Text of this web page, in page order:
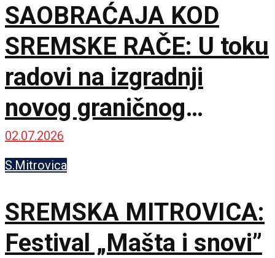
SAOBRAĆAJA KOD
SREMSKE RAČE: U toku
radovi na izgradnji
novog graničnog
prelaza
02.07.2026
S.Mitrovica
SREMSKA MITROVICA:
Festival „Mašta i snovi”